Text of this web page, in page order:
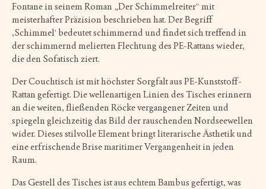
Fontane in seinem Roman „Der Schimmelreiter“ mit
meisterhafter Präzision beschrieben hat. Der Begriff
‚Schimmel‘ bedeutet schimmernd und findet sich treffend in
der schimmernd melierten Flechtung des PE-Rattans wieder,
die den Sofatisch ziert.
Der Couchtisch ist mit höchster Sorgfalt aus PE-Kunststoff-
Rattan gefertigt. Die wellenartigen Linien des Tisches erinnern
an die weiten, fließenden Röcke vergangener Zeiten und
spiegeln gleichzeitig das Bild der rauschenden Nordseewellen
wider. Dieses stilvolle Element bringt literarische Ästhetik und
eine erfrischende Brise maritimer Vergangenheit in jeden
Raum.
Das Gestell des Tisches ist aus echtem Bambus gefertigt, was